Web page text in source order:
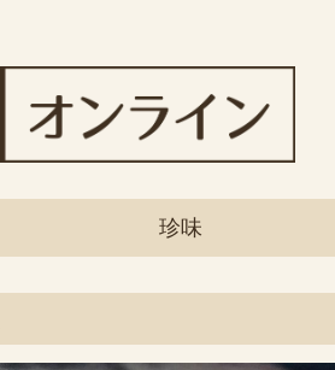
珍味